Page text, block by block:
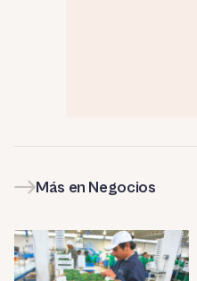
Más en Negocios